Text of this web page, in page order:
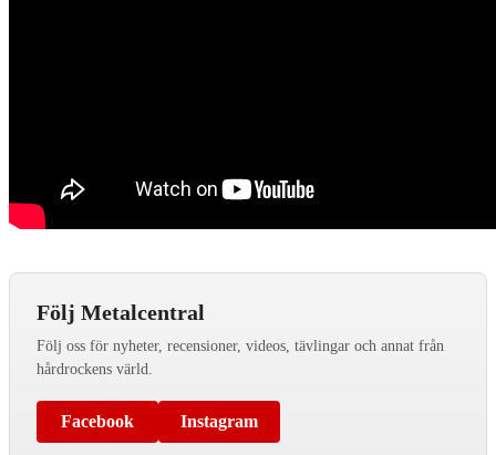
Följ Metalcentral
Följ oss för nyheter, recensioner, videos, tävlingar och annat från
hårdrockens värld.
Facebook Instagram